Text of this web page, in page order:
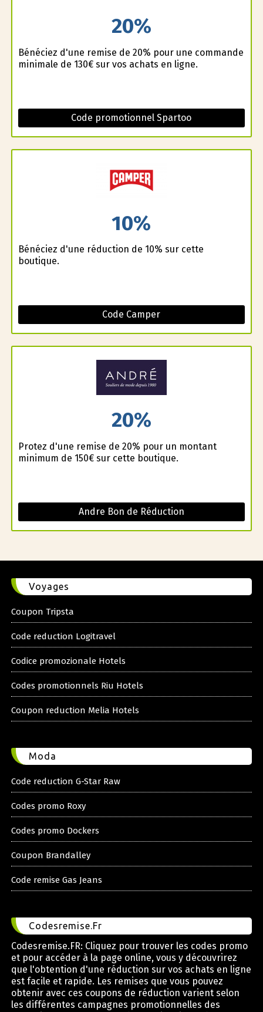
20%
Bénéficiez d'une remise de 20% pour une commande
minimale de 130€ sur vos achats en ligne.
Code promotionnel Spartoo
10%
Bénéficiez d'une réduction de 10% sur cette
boutique.
Code Camper
20%
Profitez d'une remise de 20% pour un montant
minimum de 150€ sur cette boutique.
Andre Bon de Réduction
Voyages
Coupon Tripsta
Code reduction Logitravel
Codice promozionale Hotels
Codes promotionnels Riu Hotels
Coupon reduction Melia Hotels
Moda
Code reduction G-Star Raw
Codes promo Roxy
Codes promo Dockers
Coupon Brandalley
Code remise Gas Jeans
Codesremise.Fr
Codesremise.FR: Cliquez pour trouver les codes promo
et pour accéder à la page online, vous y découvrirez
que l'obtention d'une réduction sur vos achats en ligne
est facile et rapide. Les remises que vous pouvez
obtenir avec ces coupons de réduction varient selon
les différentes campagnes promotionnelles des